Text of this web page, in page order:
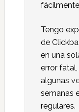
Tengo
de
en una
error
algunas
semanas
regulares.